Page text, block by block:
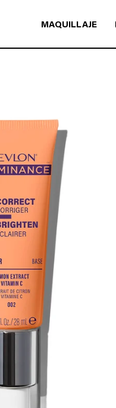
MAQUILLAJE